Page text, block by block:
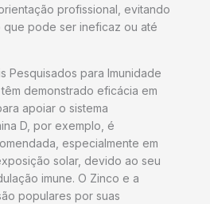
profissional, evitando
que pode ser ineficaz ou até
Pesquisados para Imunidade
demonstrado eficácia em
apoiar o sistema
D, por exemplo, é
especialmente em
solar, devido ao seu
imune. O Zinco e a
populares por suas